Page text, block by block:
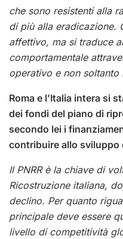
che sono resistenti alla
di più alla eradicazione.
affettivo, ma si traduce
comportamentale
operativo e non soltanto
Roma e l’Italia intera si
dei fondi del piano di
secondo lei i
contribuire allo sviluppo
Il PNRR è la chiave di
Ricostruzione italiana,
declino. Per quanto
principale deve essere
livello di competitività